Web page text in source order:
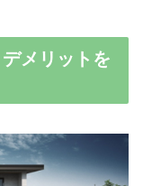
メリットを